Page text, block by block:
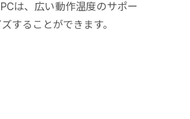
は、広い動作温度のサポー
することができます。